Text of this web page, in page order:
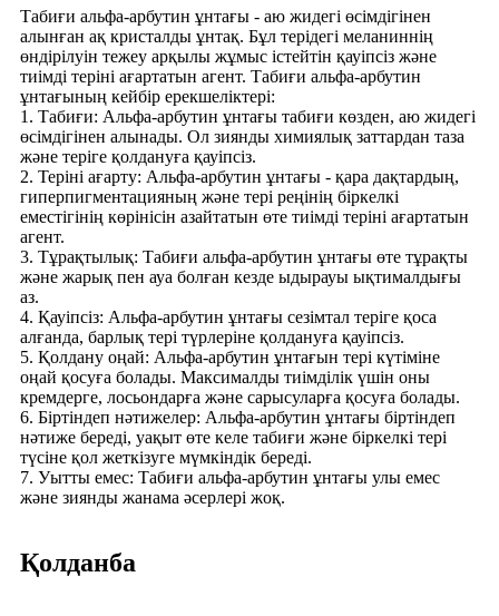
Табиғи альфа-арбутин ұнтағы - аю жидегі өсімдігінен
алынған ақ кристалды ұнтақ. Бұл терідегі меланиннің
өндірілуін тежеу ​​арқылы жұмыс істейтін қауіпсіз және
тиімді теріні ағартатын агент. Табиғи альфа-арбутин
ұнтағының кейбір ерекшеліктері:
1. Табиғи: Альфа-арбутин ұнтағы табиғи көзден, аю жидегі
өсімдігінен алынады. Ол зиянды химиялық заттардан таза
және теріге қолдануға қауіпсіз.
2. Теріні ағарту: Альфа-арбутин ұнтағы - қара дақтардың,
гиперпигментацияның және тері реңінің біркелкі
еместігінің көрінісін азайтатын өте тиімді теріні ағартатын
агент.
3. Тұрақтылық: Табиғи альфа-арбутин ұнтағы өте тұрақты
және жарық пен ауа болған кезде ыдырауы ықтималдығы
аз.
4. Қауіпсіз: Альфа-арбутин ұнтағы сезімтал теріге қоса
алғанда, барлық тері түрлеріне қолдануға қауіпсіз.
5. Қолдану оңай: Альфа-арбутин ұнтағын тері күтіміне
оңай қосуға болады. Максималды тиімділік үшін оны
кремдерге, лосьондарға және сарысуларға қосуға болады.
6. Біртіндеп нәтижелер: Альфа-арбутин ұнтағы біртіндеп
нәтиже береді, уақыт өте келе табиғи және біркелкі тері
түсіне қол жеткізуге мүмкіндік береді.
7. Уытты емес: Табиғи альфа-арбутин ұнтағы улы емес
және зиянды жанама әсерлері жоқ.
Қолданба